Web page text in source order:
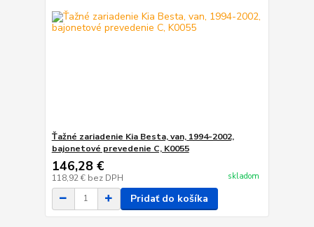
Ťažné zariadenie Kia Besta, van, 1994-2002,
bajonetové prevedenie C, K0055
146,28 €
118,92 € bez DPH skladom
Pridať do košíka